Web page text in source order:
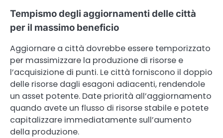
Tempismo degli aggiornamenti delle città
per il massimo beneficio
Aggiornare a città dovrebbe essere temporizzato
per massimizzare la produzione di risorse e
l’acquisizione di punti. Le città forniscono il doppio
delle risorse dagli esagoni adiacenti, rendendole
un asset potente. Date priorità all’aggiornamento
quando avete un flusso di risorse stabile e potete
capitalizzare immediatamente sull’aumento
della produzione.